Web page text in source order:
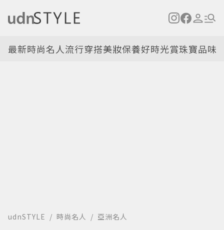
最新時尚名人流行穿搭美妝保養好時光賞珠寶品味
udnSTYLE 時尚名人 亞洲名人